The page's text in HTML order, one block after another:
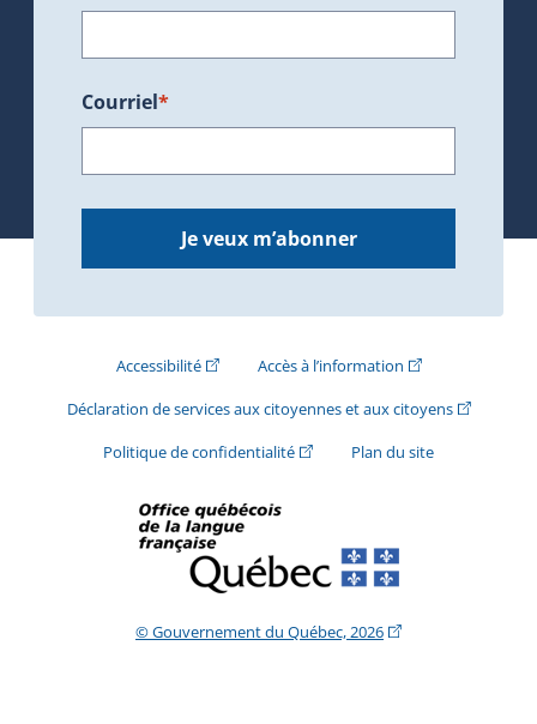
Courriel*
Je veux m’abonner
Accessibilité(Cet hyperlien externe s'ouvrira dans une
Accès à l’information(Cet hyperlien
Déclaration de services aux citoyennes et aux citoyens(Cet
Politique de confidentialité(Cet hyperlien externe s'ouvrira
Plan du site
© Gouvernement du Québec, 2026(Cet hyperlien